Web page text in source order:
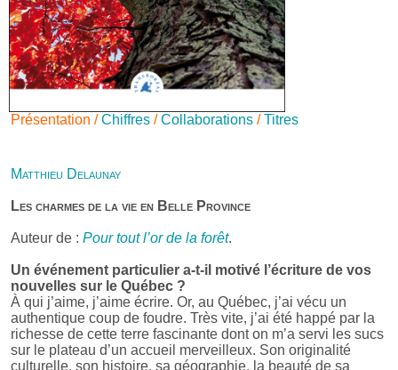
Présentation /Chiffres /Collaborations /Titres
Matthieu Delaunay
Les charmes de la vie en Belle Province
Auteur de : Pour tout l’or de la forêt.
Un événement particulier a-t-il motivé l’écriture de vos
nouvelles sur le Québec ?
À qui j’aime, j’aime écrire. Or, au Québec, j’ai vécu un
authentique coup de foudre. Très vite, j’ai été happé par la
richesse de cette terre fascinante dont on m’a servi les sucs
sur le plateau d’un accueil merveilleux. Son originalité
culturelle, son histoire, sa géographie, la beauté de sa